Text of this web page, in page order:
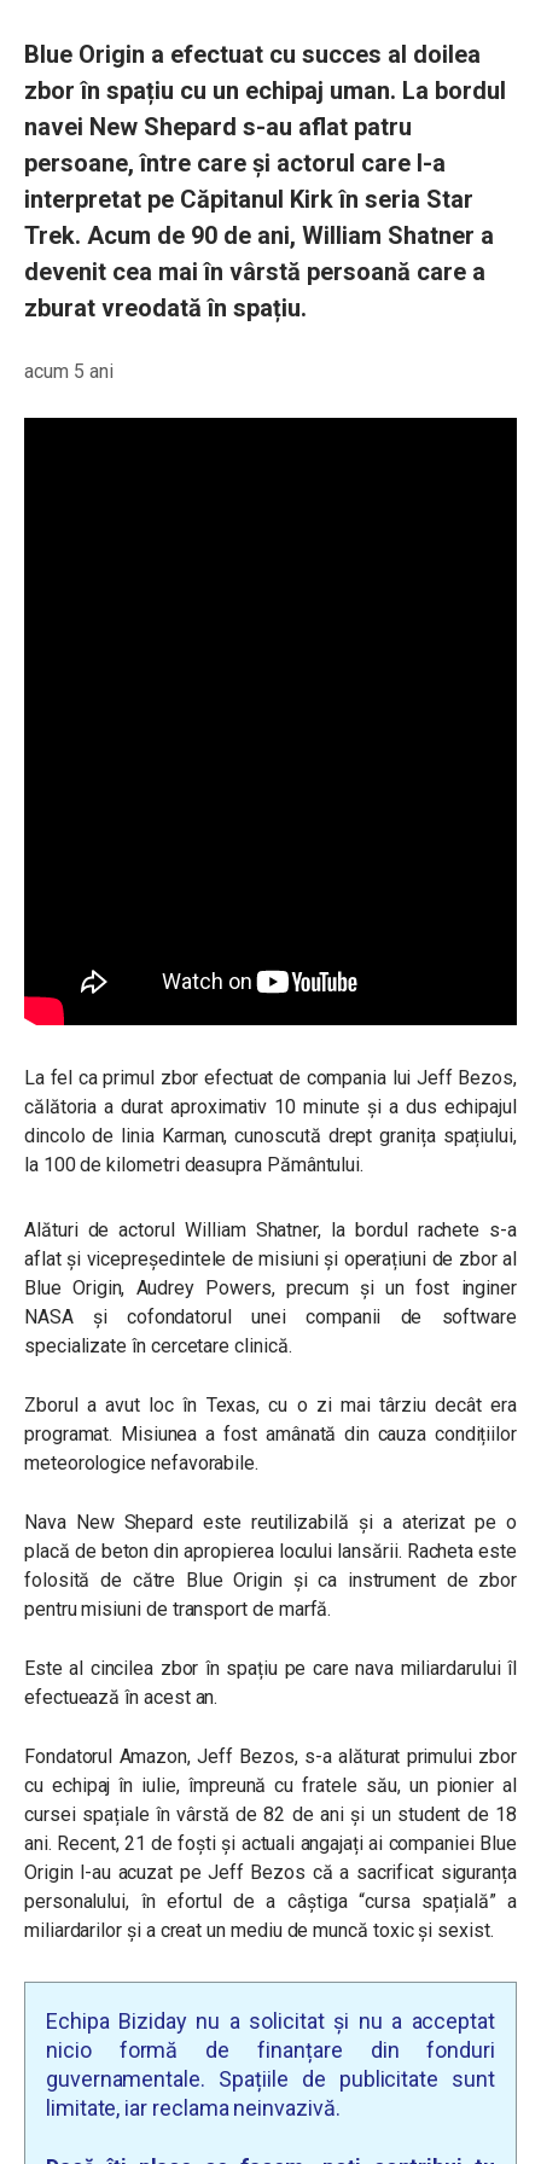
Blue Origin a efectuat cu succes al doilea
zbor în spațiu cu un echipaj uman. La bordul
navei New Shepard s-au aflat patru
persoane, între care și actorul care l-a
interpretat pe Căpitanul Kirk în seria Star
Trek. Acum de 90 de ani, William Shatner a
devenit cea mai în vârstă persoană care a
zburat vreodată în spațiu.
acum 5 ani
La fel ca primul zbor efectuat de compania lui Jeff Bezos,
călătoria a durat aproximativ 10 minute și a dus echipajul
dincolo de linia Karman, cunoscută drept granița spațiului,
la 100 de kilometri deasupra Pământului.
Alături de actorul William Shatner, la bordul rachete s-a
aflat și vicepreședintele de misiuni și operațiuni de zbor al
Blue Origin, Audrey Powers, precum și un fost inginer
NASA și cofondatorul unei companii de software
specializate în cercetare clinică.
Zborul a avut loc în Texas, cu o zi mai târziu decât era
programat. Misiunea a fost amânată din cauza condițiilor
meteorologice nefavorabile.
Nava New Shepard este reutilizabilă și a aterizat pe o
placă de beton din apropierea locului lansării. Racheta este
folosită de către Blue Origin și ca instrument de zbor
pentru misiuni de transport de marfă.
Este al cincilea zbor în spațiu pe care nava miliardarului îl
efectuează în acest an.
Fondatorul Amazon, Jeff Bezos, s-a alăturat primului zbor
cu echipaj în iulie, împreună cu fratele său, un pionier al
cursei spațiale în vârstă de 82 de ani și un student de 18
ani. Recent, 21 de foști și actuali angajați ai companiei Blue
Origin l-au acuzat pe Jeff Bezos că a sacrificat siguranța
personalului, în efortul de a câștiga “cursa spațială” a
miliardarilor și a creat un mediu de muncă toxic și sexist.
Echipa Biziday nu a solicitat și nu a acceptat
nicio formă de finanțare din fonduri
guvernamentale. Spațiile de publicitate sunt
limitate, iar reclama neinvazivă.